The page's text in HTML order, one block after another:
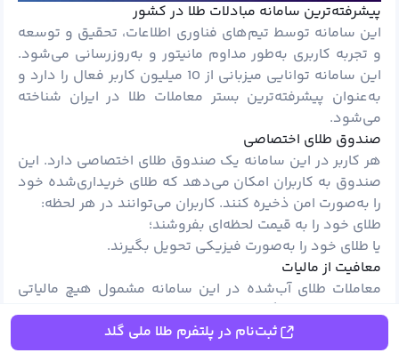
پیشرفته‌ترین سامانه مبادلات طلا در کشور
این سامانه توسط تیم‌های فناوری اطلاعات، تحقیق و توسعه
و تجربه کاربری به‌طور مداوم مانیتور و به‌روزرسانی می‌شود.
این سامانه توانایی میزبانی از 10 میلیون کاربر فعال را دارد و
به‌عنوان پیشرفته‌ترین بستر معاملات طلا در ایران شناخته
می‌شود.
صندوق طلای اختصاصی
هر کاربر در این سامانه یک صندوق طلای اختصاصی دارد. این
صندوق به کاربران امکان می‌دهد که طلای خریداری‌شده خود
را به‌صورت امن ذخیره کنند. کاربران می‌توانند در هر لحظه:
طلای خود را به قیمت لحظه‌ای بفروشند؛
یا طلای خود را به‌صورت فیزیکی تحویل بگیرند.
معافیت از مالیات
معاملات طلای آب‌شده در این سامانه مشمول هیچ مالیاتی
نیستند. این ویژگی، هزینه‌های اضافی کاربران را به صفر
رسانده و معاملات طلا را بسیار مقرون‌به‌صرفه می‌کند.
کمترین کارمزد در کشور
ثبت‌نام در پلتفرم طلا ملی گلد